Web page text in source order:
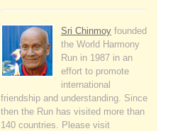
Sri Chinmoy founded
the World Harmony
Run in 1987 in an
effort to promote
international
friendship and understanding. Since
then the Run has visited more than
140 countries. Please visit